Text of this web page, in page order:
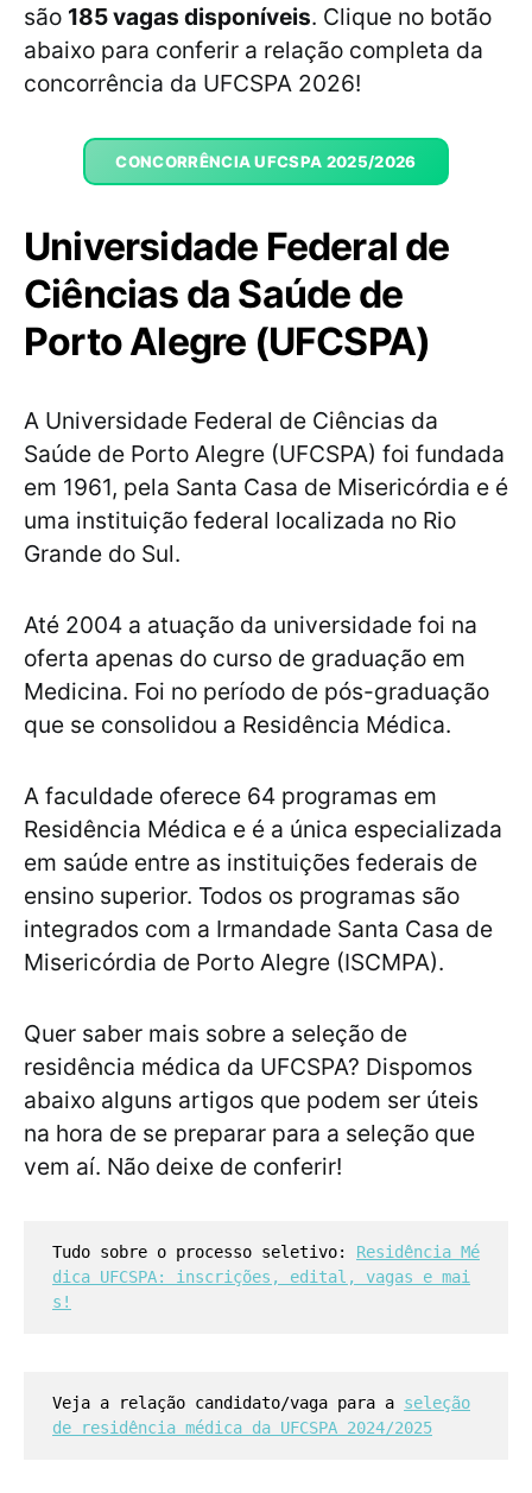
são 185 vagas disponíveis. Clique no botão
abaixo para conferir a relação completa da
concorrência da UFCSPA 2026!
CONCORRÊNCIA UFCSPA 2025/2026
Universidade Federal de
Ciências da Saúde de
Porto Alegre (UFCSPA)
A Universidade Federal de Ciências da
Saúde de Porto Alegre (UFCSPA) foi fundada
em 1961, pela Santa Casa de Misericórdia e é
uma instituição federal localizada no Rio
Grande do Sul.
Até 2004 a atuação da universidade foi na
oferta apenas do curso de graduação em
Medicina. Foi no período de pós-graduação
que se consolidou a Residência Médica.
A faculdade oferece 64 programas em
Residência Médica e é a única especializada
em saúde entre as instituições federais de
ensino superior. Todos os programas são
integrados com a Irmandade Santa Casa de
Misericórdia de Porto Alegre (ISCMPA).
Quer saber mais sobre a seleção de
residência médica da UFCSPA? Dispomos
abaixo alguns artigos que podem ser úteis
na hora de se preparar para a seleção que
vem aí. Não deixe de conferir!
Tudo sobre o processo seletivo: Residência Mé
dica UFCSPA: inscrições, edital, vagas e mai
s!
Veja a relação candidato/vaga para a seleção
de residência médica da UFCSPA 2024/2025